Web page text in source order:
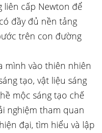
liên cấp Newton để
đầy đủ nền tảng
trên con đường
mình vào thiên nhiên
tạo, vật liệu sáng
mộc sáng tạo chế
nghiệm tham quan
đại, tìm hiểu và lập